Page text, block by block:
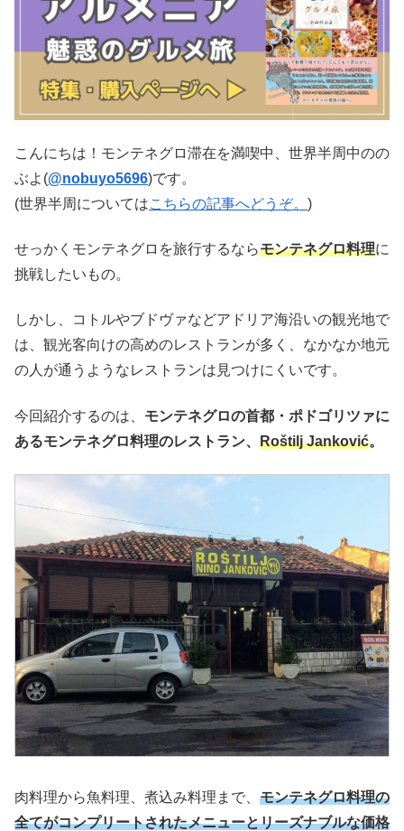
こんにちは！モンテネグロ滞在を満喫中、世界半周中のの
ぶよ(@nobuyo5696)です。
(世界半周についてはこちらの記事へどうぞ。 )
せっかくモンテネグロを旅行するならモンテネグロ料理に
挑戦したいもの。
しかし、コトルやブドヴァなどアドリア海沿いの観光地で
は、観光客向けの高めのレストランが多く、なかなか地元
の人が通うようなレストランは見つけにくいです。
今回紹介するのは、 モンテネグロの首都・ポドゴリツァに
あるモンテネグロ料理のレストラン、 Roštilj Janković。
肉料理から魚料理、煮込み料理まで、 モンテネグロ料理の
全てがコンプリートされたメニューとリーズナブルな価格